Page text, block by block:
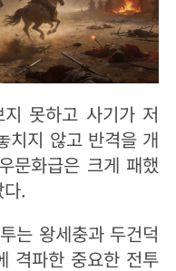
못하고 사기가 저
치지 않고 반격을 개
문화급은 크게 패했
.
는 왕세충과 두건덕
격파한 중요한 전투